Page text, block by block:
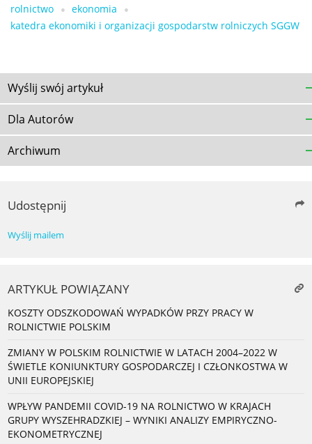
rolnictwo
ekonomia
katedra ekonomiki i organizacji gospodarstw rolniczych SGGW
Wyślij swój artykuł
Dla Autorów
Archiwum
Udostępnij
Wyślij mailem
ARTYKUŁ POWIĄZANY
KOSZTY ODSZKODOWAŃ WYPADKÓW PRZY PRACY W
ROLNICTWIE POLSKIM
ZMIANY W POLSKIM ROLNICTWIE W LATACH 2004–2022 W
ŚWIETLE KONIUNKTURY GOSPODARCZEJ I CZŁONKOSTWA W
UNII EUROPEJSKIEJ
WPŁYW PANDEMII COVID-19 NA ROLNICTWO W KRAJACH
GRUPY WYSZEHRADZKIEJ – WYNIKI ANALIZY EMPIRYCZNO-
EKONOMETRYCZNEJ